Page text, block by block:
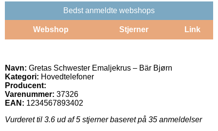
Bedst anmeldte webshops
Webshop Stjerner Link
Navn: Gretas Schwester Emaljekrus – Bär Bjørn
Kategori: Hovedtelefoner
Producent:
Varenummer: 37326
EAN: 1234567893402
Vurderet til 3.6 ud af 5 stjerner baseret på 35 anmeldelser